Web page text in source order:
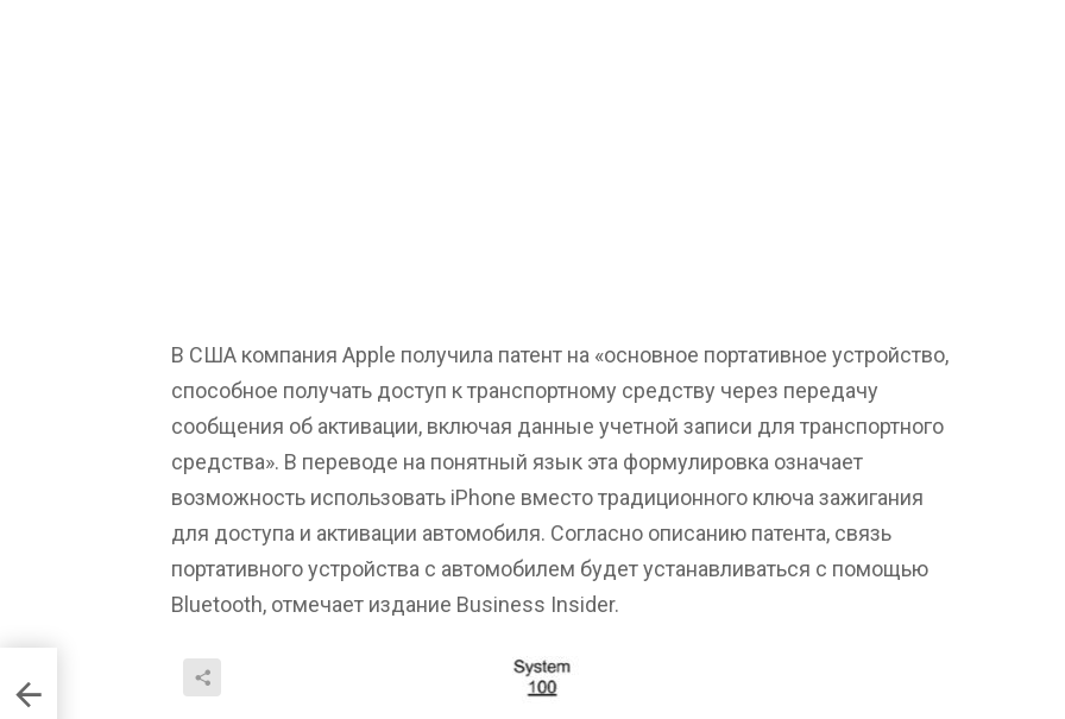
В США компания Apple получила патент на «основное портативное устройство,
способное получать доступ к транспортному средству через передачу
сообщения об активации, включая данные учетной записи для транспортного
средства». В переводе на понятный язык эта формулировка означает
возможность использовать iPhone вместо традиционного ключа зажигания
для доступа и активации автомобиля. Согласно описанию патента, связь
портативного устройства с автомобилем будет устанавливаться с помощью
Bluetooth, отмечает издание Business Insider.
с